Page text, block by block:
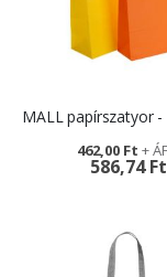
586,74 Ft
462,00 Ft